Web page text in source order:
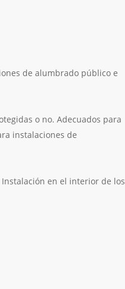
de alumbrado público e
o no. Adecuados para
instalaciones de
en el interior de los